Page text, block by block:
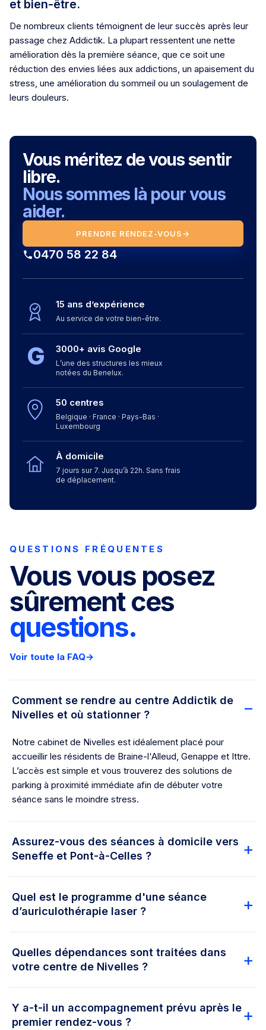
et bien-être.
De nombreux clients témoignent de leur succès après leur
passage chez Addictik. La plupart ressentent une nette
amélioration dès la première séance, que ce soit une
réduction des envies liées aux addictions, un apaisement du
stress, une amélioration du sommeil ou un soulagement de
leurs douleurs.
Vous méritez de vous sentir
libre.
Nous sommes là pour vous
aider.
PRENDRE RENDEZ-VOUS→
0470 58 22 84
15 ans d’expérience
Au service de votre bien-être.
G 3000+ avis Google
L’une des structures les mieux
notées du Benelux.
50 centres
Belgique · France · Pays-Bas ·
Luxembourg
À domicile
7 jours sur 7. Jusqu’à 22h. Sans frais
de déplacement.
QUESTIONS FRÉQUENTES
Vous vous posez
sûrement ces
questions.
Voir toute la FAQ→
Comment se rendre au centre Addictik de
Nivelles et où stationner ?
Notre cabinet de Nivelles est idéalement placé pour
accueillir les résidents de Braine-l'Alleud, Genappe et Ittre.
L’accès est simple et vous trouverez des solutions de
parking à proximité immédiate afin de débuter votre
séance sans le moindre stress.
Assurez-vous des séances à domicile vers
Seneffe et Pont-à-Celles ?
Quel est le programme d'une séance
d’auriculothérapie laser ?
Quelles dépendances sont traitées dans
votre centre de Nivelles ?
Y a-t-il un accompagnement prévu après le
premier rendez-vous ?